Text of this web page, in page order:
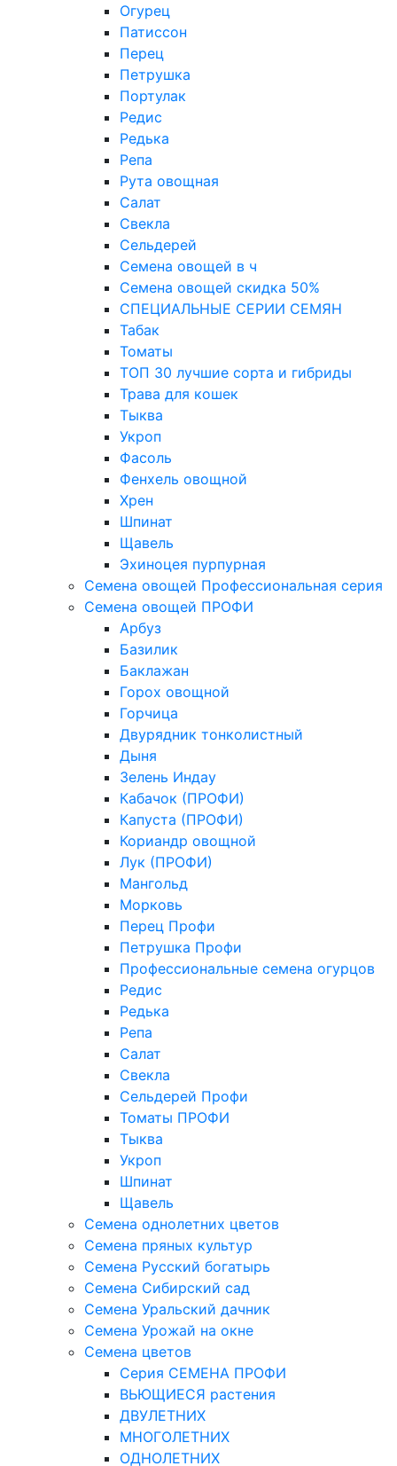
Огурец
Патиссон
Перец
Петрушка
Портулак
Редис
Редька
Репа
Рута овощная
Салат
Свекла
Сельдерей
Семена овощей в ч
Семена овощей скидка 50%
СПЕЦИАЛЬНЫЕ СЕРИИ СЕМЯН
Табак
Томаты
ТОП 30 лучшие сорта и гибриды
Трава для кошек
Тыква
Укроп
Фасоль
Фенхель овощной
Хрен
Шпинат
Щавель
Эхиноцея пурпурная
Семена овощей Профессиональная серия
Семена овощей ПРОФИ
Арбуз
Базилик
Баклажан
Горох овощной
Горчица
Двурядник тонколистный
Дыня
Зелень Индау
Кабачок (ПРОФИ)
Капуста (ПРОФИ)
Кориандр овощной
Лук (ПРОФИ)
Мангольд
Морковь
Перец Профи
Петрушка Профи
Профессиональные семена огурцов
Редис
Редька
Репа
Салат
Свекла
Сельдерей Профи
Томаты ПРОФИ
Тыква
Укроп
Шпинат
Щавель
Семена однолетних цветов
Семена пряных культур
Семена Русский богатырь
Семена Сибирский сад
Семена Уральский дачник
Семена Урожай на окне
Семена цветов
Cерия CЕМЕНА ПРОФИ
ВЬЮЩИЕСЯ растения
ДВУЛЕТНИХ
МНОГОЛЕТНИХ
ОДНОЛЕТНИХ